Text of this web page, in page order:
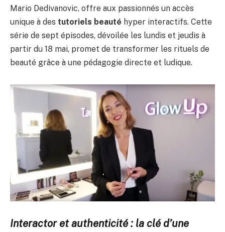
Mario Dedivanovic, offre aux passionnés un accès
unique à des tutoriels beauté hyper interactifs. Cette
série de sept épisodes, dévoilée les lundis et jeudis à
partir du 18 mai, promet de transformer les rituels de
beauté grâce à une pédagogie directe et ludique.
Interactor et authenticité : la clé d’une